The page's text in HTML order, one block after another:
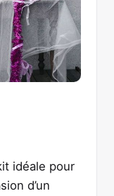
idéale pour
d’un